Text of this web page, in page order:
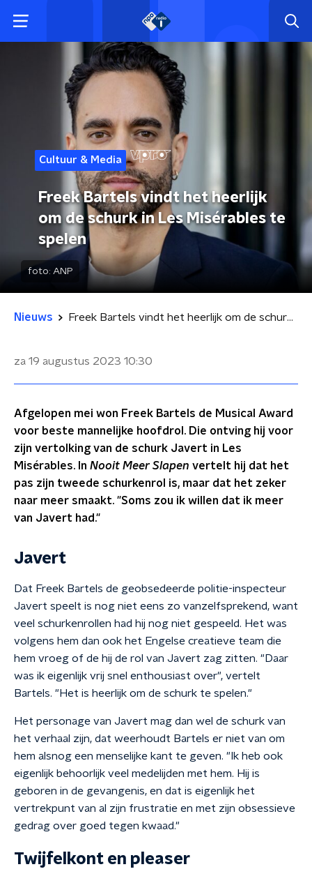
Cultuur & Media
Freek Bartels vindt het heerlijk
om de schurk in Les Misérables te
spelen
foto: ANP
Nieuws Freek Bartels vindt het heerlijk om de schurk in Les Misérables te spelen
za 19 augustus 2023 10:30
Afgelopen mei won Freek Bartels de Musical Award
voor beste mannelijke hoofdrol. Die ontving hij voor
zijn vertolking van de schurk Javert in Les
Misérables. In Nooit Meer Slapen vertelt hij dat het
pas zijn tweede schurkenrol is, maar dat het zeker
naar meer smaakt. "Soms zou ik willen dat ik meer
van Javert had."
Javert
Dat Freek Bartels de geobsedeerde politie-inspecteur
Javert speelt is nog niet eens zo vanzelfsprekend, want
veel schurkenrollen had hij nog niet gespeeld. Het was
volgens hem dan ook het Engelse creatieve team die
hem vroeg of de hij de rol van Javert zag zitten. "Daar
was ik eigenlijk vrij snel enthousiast over", vertelt
Bartels. "Het is heerlijk om de schurk te spelen."
Het personage van Javert mag dan wel de schurk van
het verhaal zijn, dat weerhoudt Bartels er niet van om
hem alsnog een menselijke kant te geven. "Ik heb ook
eigenlijk behoorlijk veel medelijden met hem. Hij is
geboren in de gevangenis, en dat is eigenlijk het
vertrekpunt van al zijn frustratie en met zijn obsessieve
gedrag over goed tegen kwaad."
Twijfelkont en pleaser